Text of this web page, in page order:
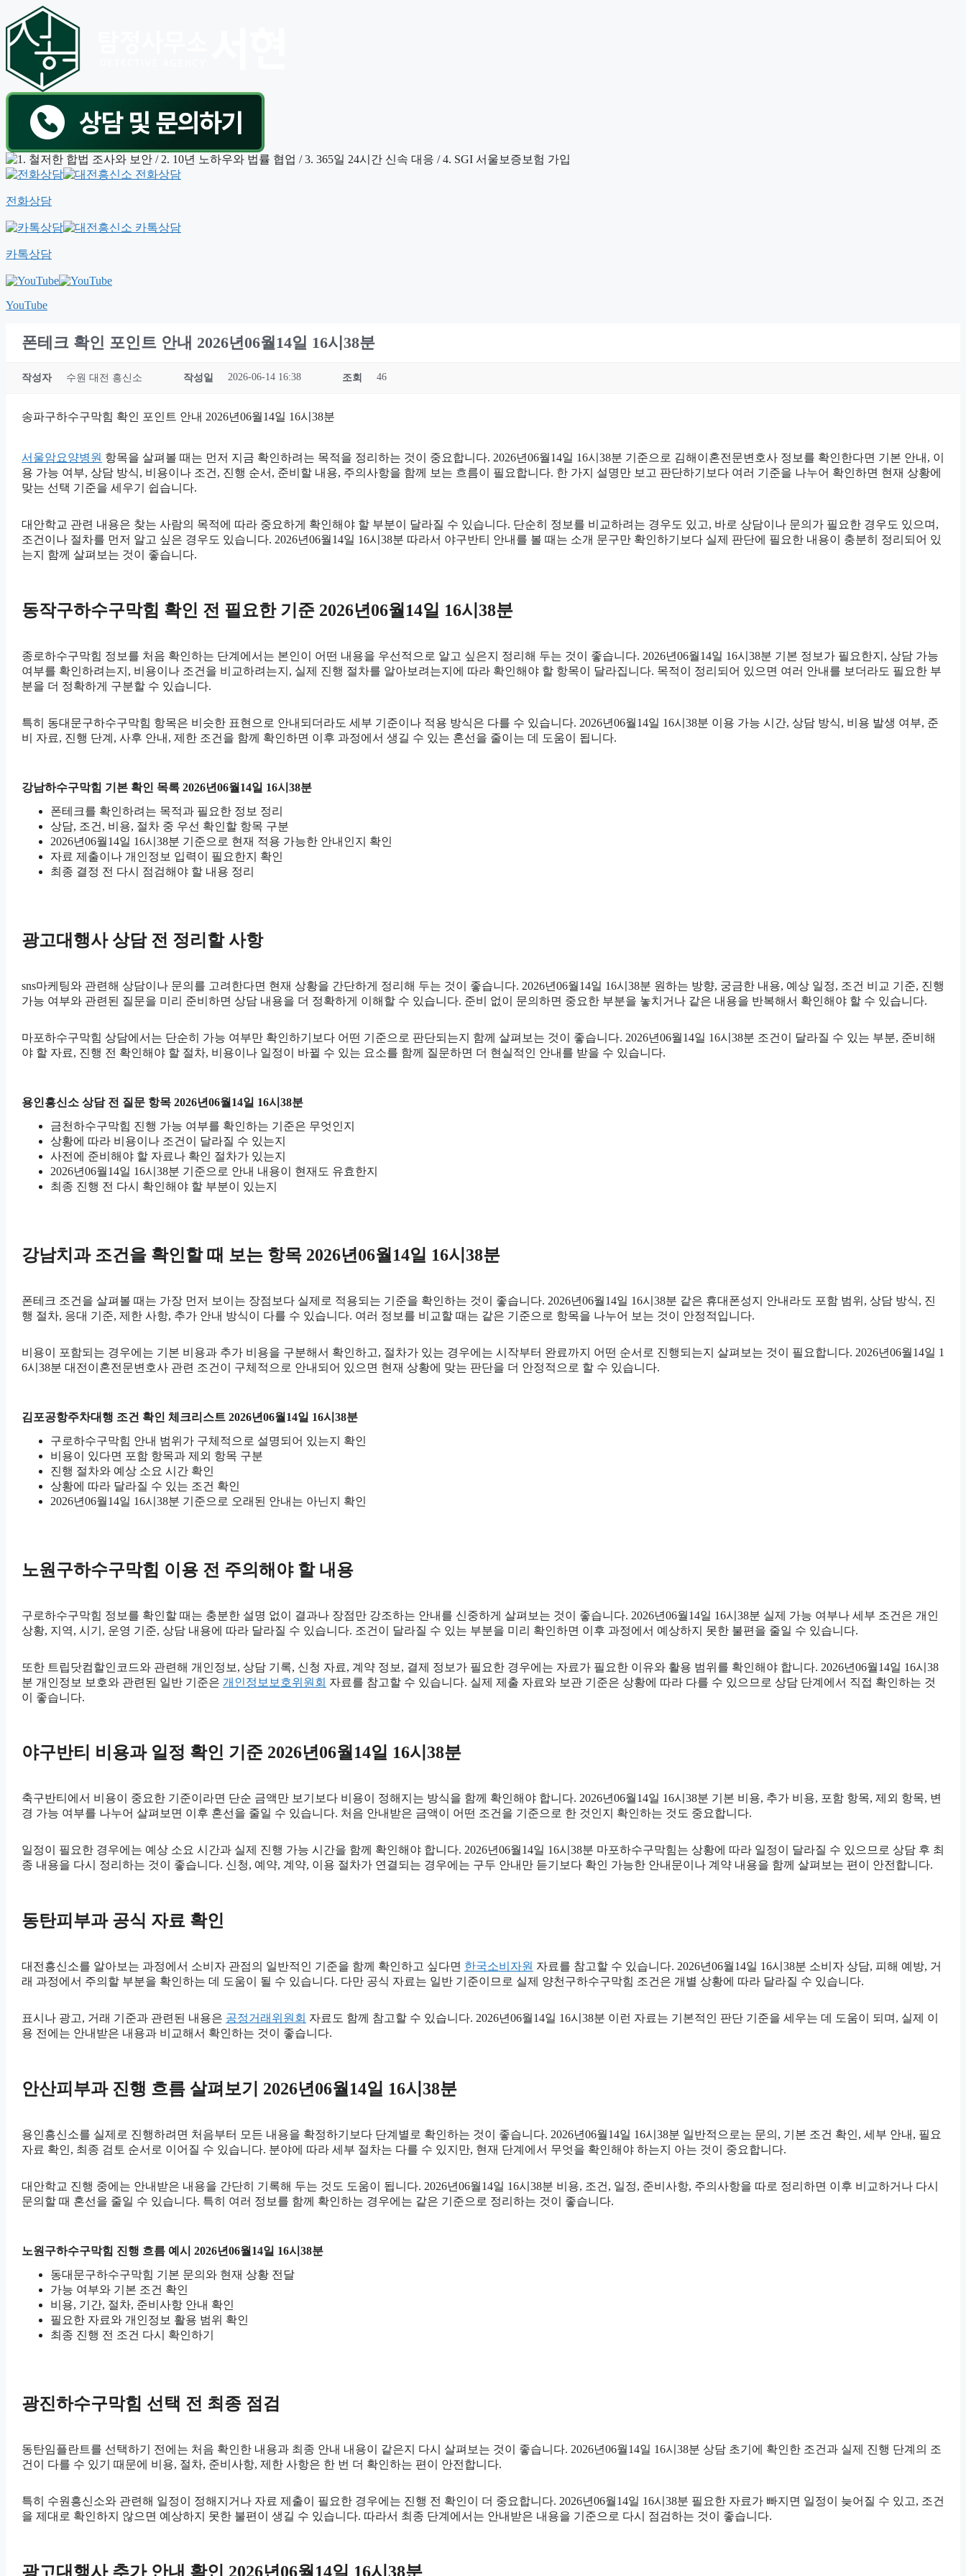
전화상담
카톡상담
YouTube
폰테크 확인 포인트 안내 2026년06월14일 16시38분
작성자 수원 대전 흥신소 작성일 2026-06-14 16:38 조회 46
송파구하수구막힘 확인 포인트 안내 2026년06월14일 16시38분
서울암요양병원 항목을 살펴볼 때는 먼저 지금 확인하려는 목적을 정리하는 것이 중요합니다. 2026년06월14일 16시38분 기준으로 김해이혼전문변호사 정보를 확인한다면 기본 안내, 이
용 가능 여부, 상담 방식, 비용이나 조건, 진행 순서, 준비할 내용, 주의사항을 함께 보는 흐름이 필요합니다. 한 가지 설명만 보고 판단하기보다 여러 기준을 나누어 확인하면 현재 상황에
맞는 선택 기준을 세우기 쉽습니다.
대안학교 관련 내용은 찾는 사람의 목적에 따라 중요하게 확인해야 할 부분이 달라질 수 있습니다. 단순히 정보를 비교하려는 경우도 있고, 바로 상담이나 문의가 필요한 경우도 있으며,
조건이나 절차를 먼저 알고 싶은 경우도 있습니다. 2026년06월14일 16시38분 따라서 야구반티 안내를 볼 때는 소개 문구만 확인하기보다 실제 판단에 필요한 내용이 충분히 정리되어 있
는지 함께 살펴보는 것이 좋습니다.
동작구하수구막힘 확인 전 필요한 기준 2026년06월14일 16시38분
종로하수구막힘 정보를 처음 확인하는 단계에서는 본인이 어떤 내용을 우선적으로 알고 싶은지 정리해 두는 것이 좋습니다. 2026년06월14일 16시38분 기본 정보가 필요한지, 상담 가능
여부를 확인하려는지, 비용이나 조건을 비교하려는지, 실제 진행 절차를 알아보려는지에 따라 확인해야 할 항목이 달라집니다. 목적이 정리되어 있으면 여러 안내를 보더라도 필요한 부
분을 더 정확하게 구분할 수 있습니다.
특히 동대문구하수구막힘 항목은 비슷한 표현으로 안내되더라도 세부 기준이나 적용 방식은 다를 수 있습니다. 2026년06월14일 16시38분 이용 가능 시간, 상담 방식, 비용 발생 여부, 준
비 자료, 진행 단계, 사후 안내, 제한 조건을 함께 확인하면 이후 과정에서 생길 수 있는 혼선을 줄이는 데 도움이 됩니다.
강남하수구막힘 기본 확인 목록 2026년06월14일 16시38분
폰테크를 확인하려는 목적과 필요한 정보 정리
상담, 조건, 비용, 절차 중 우선 확인할 항목 구분
2026년06월14일 16시38분 기준으로 현재 적용 가능한 안내인지 확인
자료 제출이나 개인정보 입력이 필요한지 확인
최종 결정 전 다시 점검해야 할 내용 정리
광고대행사 상담 전 정리할 사항
sns마케팅와 관련해 상담이나 문의를 고려한다면 현재 상황을 간단하게 정리해 두는 것이 좋습니다. 2026년06월14일 16시38분 원하는 방향, 궁금한 내용, 예상 일정, 조건 비교 기준, 진행
가능 여부와 관련된 질문을 미리 준비하면 상담 내용을 더 정확하게 이해할 수 있습니다. 준비 없이 문의하면 중요한 부분을 놓치거나 같은 내용을 반복해서 확인해야 할 수 있습니다.
마포하수구막힘 상담에서는 단순히 가능 여부만 확인하기보다 어떤 기준으로 판단되는지 함께 살펴보는 것이 좋습니다. 2026년06월14일 16시38분 조건이 달라질 수 있는 부분, 준비해
야 할 자료, 진행 전 확인해야 할 절차, 비용이나 일정이 바뀔 수 있는 요소를 함께 질문하면 더 현실적인 안내를 받을 수 있습니다.
용인흥신소 상담 전 질문 항목 2026년06월14일 16시38분
금천하수구막힘 진행 가능 여부를 확인하는 기준은 무엇인지
상황에 따라 비용이나 조건이 달라질 수 있는지
사전에 준비해야 할 자료나 확인 절차가 있는지
2026년06월14일 16시38분 기준으로 안내 내용이 현재도 유효한지
최종 진행 전 다시 확인해야 할 부분이 있는지
강남치과 조건을 확인할 때 보는 항목 2026년06월14일 16시38분
폰테크 조건을 살펴볼 때는 가장 먼저 보이는 장점보다 실제로 적용되는 기준을 확인하는 것이 좋습니다. 2026년06월14일 16시38분 같은 휴대폰성지 안내라도 포함 범위, 상담 방식, 진
행 절차, 응대 기준, 제한 사항, 추가 안내 방식이 다를 수 있습니다. 여러 정보를 비교할 때는 같은 기준으로 항목을 나누어 보는 것이 안정적입니다.
비용이 포함되는 경우에는 기본 비용과 추가 비용을 구분해서 확인하고, 절차가 있는 경우에는 시작부터 완료까지 어떤 순서로 진행되는지 살펴보는 것이 필요합니다. 2026년06월14일 1
6시38분 대전이혼전문변호사 관련 조건이 구체적으로 안내되어 있으면 현재 상황에 맞는 판단을 더 안정적으로 할 수 있습니다.
김포공항주차대행 조건 확인 체크리스트 2026년06월14일 16시38분
구로하수구막힘 안내 범위가 구체적으로 설명되어 있는지 확인
비용이 있다면 포함 항목과 제외 항목 구분
진행 절차와 예상 소요 시간 확인
상황에 따라 달라질 수 있는 조건 확인
2026년06월14일 16시38분 기준으로 오래된 안내는 아닌지 확인
노원구하수구막힘 이용 전 주의해야 할 내용
구로하수구막힘 정보를 확인할 때는 충분한 설명 없이 결과나 장점만 강조하는 안내를 신중하게 살펴보는 것이 좋습니다. 2026년06월14일 16시38분 실제 가능 여부나 세부 조건은 개인
상황, 지역, 시기, 운영 기준, 상담 내용에 따라 달라질 수 있습니다. 조건이 달라질 수 있는 부분을 미리 확인하면 이후 과정에서 예상하지 못한 불편을 줄일 수 있습니다.
또한 트립닷컴할인코드와 관련해 개인정보, 상담 기록, 신청 자료, 계약 정보, 결제 정보가 필요한 경우에는 자료가 필요한 이유와 활용 범위를 확인해야 합니다. 2026년06월14일 16시38
분 개인정보 보호와 관련된 일반 기준은 개인정보보호위원회 자료를 참고할 수 있습니다. 실제 제출 자료와 보관 기준은 상황에 따라 다를 수 있으므로 상담 단계에서 직접 확인하는 것
이 좋습니다.
야구반티 비용과 일정 확인 기준 2026년06월14일 16시38분
축구반티에서 비용이 중요한 기준이라면 단순 금액만 보기보다 비용이 정해지는 방식을 함께 확인해야 합니다. 2026년06월14일 16시38분 기본 비용, 추가 비용, 포함 항목, 제외 항목, 변
경 가능 여부를 나누어 살펴보면 이후 혼선을 줄일 수 있습니다. 처음 안내받은 금액이 어떤 조건을 기준으로 한 것인지 확인하는 것도 중요합니다.
일정이 필요한 경우에는 예상 소요 시간과 실제 진행 가능 시간을 함께 확인해야 합니다. 2026년06월14일 16시38분 마포하수구막힘는 상황에 따라 일정이 달라질 수 있으므로 상담 후 최
종 내용을 다시 정리하는 것이 좋습니다. 신청, 예약, 계약, 이용 절차가 연결되는 경우에는 구두 안내만 듣기보다 확인 가능한 안내문이나 계약 내용을 함께 살펴보는 편이 안전합니다.
동탄피부과 공식 자료 확인
대전흥신소를 알아보는 과정에서 소비자 관점의 일반적인 기준을 함께 확인하고 싶다면 한국소비자원 자료를 참고할 수 있습니다. 2026년06월14일 16시38분 소비자 상담, 피해 예방, 거
래 과정에서 주의할 부분을 확인하는 데 도움이 될 수 있습니다. 다만 공식 자료는 일반 기준이므로 실제 양천구하수구막힘 조건은 개별 상황에 따라 달라질 수 있습니다.
표시나 광고, 거래 기준과 관련된 내용은 공정거래위원회 자료도 함께 참고할 수 있습니다. 2026년06월14일 16시38분 이런 자료는 기본적인 판단 기준을 세우는 데 도움이 되며, 실제 이
용 전에는 안내받은 내용과 비교해서 확인하는 것이 좋습니다.
안산피부과 진행 흐름 살펴보기 2026년06월14일 16시38분
용인흥신소를 실제로 진행하려면 처음부터 모든 내용을 확정하기보다 단계별로 확인하는 것이 좋습니다. 2026년06월14일 16시38분 일반적으로는 문의, 기본 조건 확인, 세부 안내, 필요
자료 확인, 최종 검토 순서로 이어질 수 있습니다. 분야에 따라 세부 절차는 다를 수 있지만, 현재 단계에서 무엇을 확인해야 하는지 아는 것이 중요합니다.
대안학교 진행 중에는 안내받은 내용을 간단히 기록해 두는 것도 도움이 됩니다. 2026년06월14일 16시38분 비용, 조건, 일정, 준비사항, 주의사항을 따로 정리하면 이후 비교하거나 다시
문의할 때 혼선을 줄일 수 있습니다. 특히 여러 정보를 함께 확인하는 경우에는 같은 기준으로 정리하는 것이 좋습니다.
노원구하수구막힘 진행 흐름 예시 2026년06월14일 16시38분
동대문구하수구막힘 기본 문의와 현재 상황 전달
가능 여부와 기본 조건 확인
비용, 기간, 절차, 준비사항 안내 확인
필요한 자료와 개인정보 활용 범위 확인
최종 진행 전 조건 다시 확인하기
광진하수구막힘 선택 전 최종 점검
동탄임플란트를 선택하기 전에는 처음 확인한 내용과 최종 안내 내용이 같은지 다시 살펴보는 것이 좋습니다. 2026년06월14일 16시38분 상담 초기에 확인한 조건과 실제 진행 단계의 조
건이 다를 수 있기 때문에 비용, 절차, 준비사항, 제한 사항은 한 번 더 확인하는 편이 안전합니다.
특히 수원흥신소와 관련해 일정이 정해지거나 자료 제출이 필요한 경우에는 진행 전 확인이 더 중요합니다. 2026년06월14일 16시38분 필요한 자료가 빠지면 일정이 늦어질 수 있고, 조건
을 제대로 확인하지 않으면 예상하지 못한 불편이 생길 수 있습니다. 따라서 최종 단계에서는 안내받은 내용을 기준으로 다시 점검하는 것이 좋습니다.
광고대행사 추가 안내 확인 2026년06월14일 16시38분